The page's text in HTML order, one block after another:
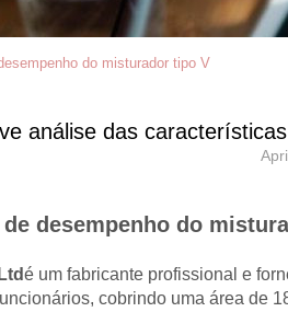
do misturador tipo V
análise das
desempenho do
é um fabricante profissional e
cobrindo uma área de